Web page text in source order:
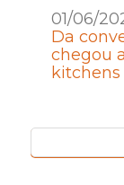
01/06/
Da
chegou